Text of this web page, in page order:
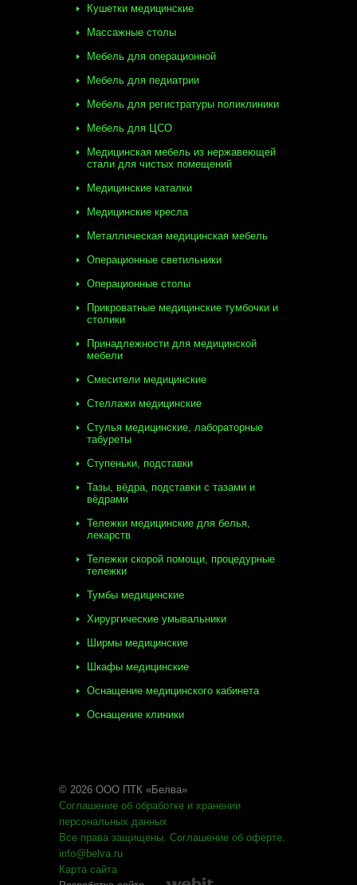
Кушетки медицинские
Массажные столы
Мебель для операционной
Мебель для педиатрии
Мебель для регистратуры поликлиники
Мебель для ЦСО
Медицинская мебель из нержавеющей
стали для чистых помещений
Медицинские каталки
Медицинские кресла
Металлическая медицинская мебель
Операционные светильники
Операционные столы
Прикроватные медицинские тумбочки и
столики
Принадлежности для медицинской
мебели
Смесители медицинские
Стеллажи медицинские
Стулья медицинские, лабораторные
табуреты
Ступеньки, подставки
Тазы, вёдра, подставки с тазами и
вёдрами
Тележки медицинские для белья,
лекарств
Тележки скорой помощи, процедурные
тележки
Тумбы медицинские
Хирургические умывальники
Ширмы медицинские
Шкафы медицинские
Оснащение медицинского кабинета
Оснащение клиники
© 2026 ООО ПТК «Белва»
Соглашение об обработке и хранении
персональных данных
Все права защищены. Соглашение об оферте.
info@belva.ru
Карта сайта